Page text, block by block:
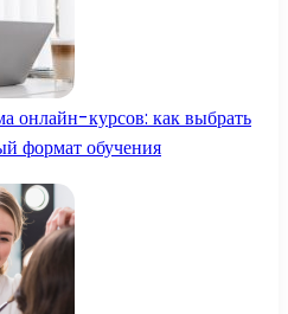
онлайн-курсов: как выбрать
формат обучения